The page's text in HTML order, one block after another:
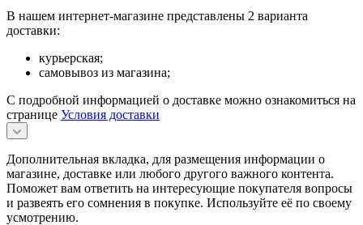
В нашем интернет-магазине представлены 2 варианта
доставки:
курьерская;
самовывоз из магазина;
С подробной информацией о доставке можно ознакомиться на
странице Условия доставки
Дополнительная вкладка, для размещения информации о
магазине, доставке или любого другого важного контента.
Поможет вам ответить на интересующие покупателя вопросы
и развеять его сомнения в покупке. Используйте её по своему
усмотрению.